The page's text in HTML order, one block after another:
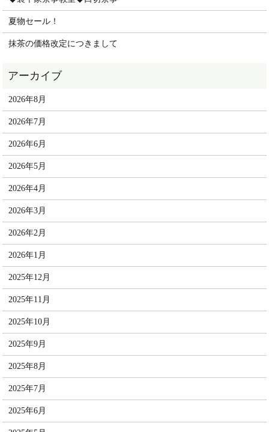
夏物セール！
抹茶の価格改定につきまして
2026年8月
2026年7月
2026年6月
2026年5月
2026年4月
2026年3月
2026年2月
2026年1月
2025年12月
2025年11月
2025年10月
2025年9月
2025年8月
2025年7月
2025年6月